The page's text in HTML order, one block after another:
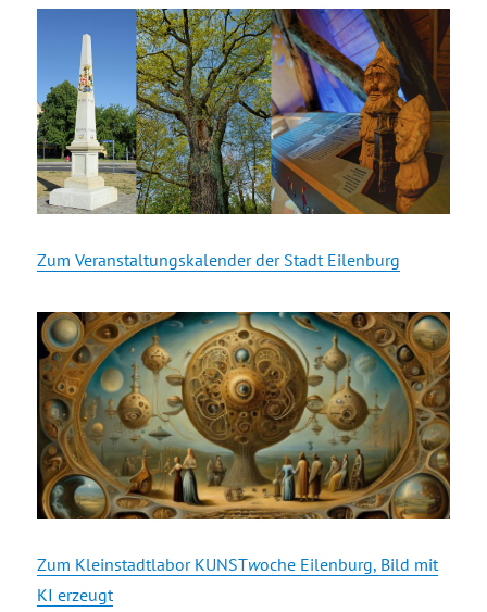
Zum Veranstaltungskalender der Stadt Eilenburg
Zum Kleinstadtlabor KUNSTwoche Eilenburg, Bild mit
KI erzeugt